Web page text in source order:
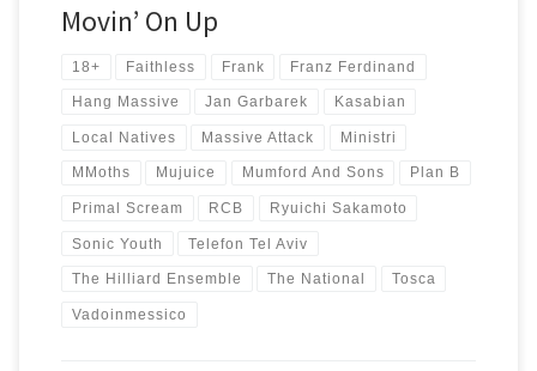
Movin’ On Up
18+ Faithless Frank Franz Ferdinand
Hang Massive Jan Garbarek Kasabian
Local Natives Massive Attack Ministri
MMoths Mujuice Mumford And Sons Plan B
Primal Scream RCB Ryuichi Sakamoto
Sonic Youth Telefon Tel Aviv
The Hilliard Ensemble The National Tosca
Vadoinmessico